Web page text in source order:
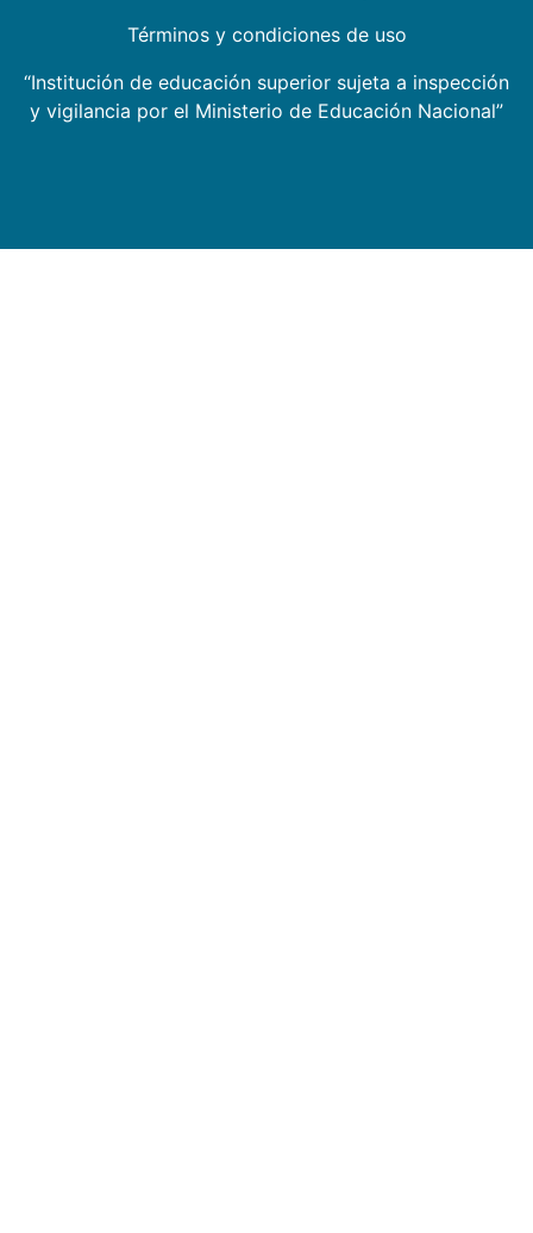
Términos y condiciones de uso
“Institución de educación superior sujeta a inspección
y vigilancia por el Ministerio de Educación Nacional”